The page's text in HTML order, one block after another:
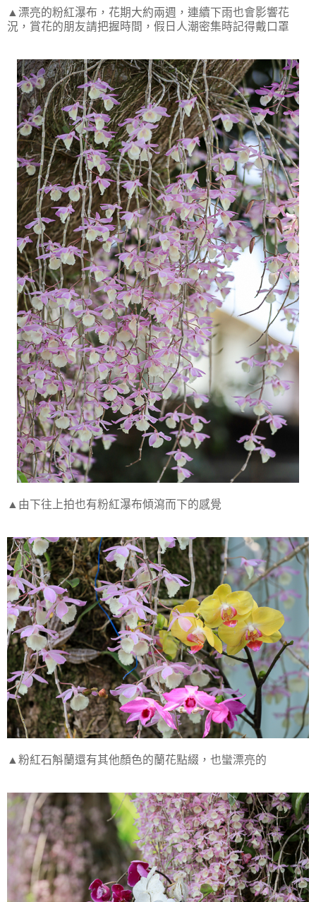
▲漂亮的粉紅瀑布，花期大約兩週，連續下雨也會影響花
況，賞花的朋友請把握時間，假日人潮密集時記得戴口罩
▲由下往上拍也有粉紅瀑布傾瀉而下的感覺
▲粉紅石斛蘭還有其他顏色的蘭花點綴，也蠻漂亮的